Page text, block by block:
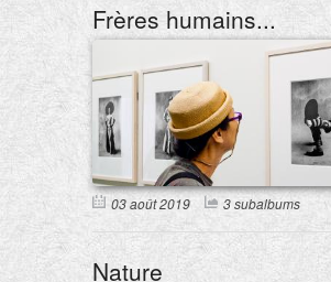
Frères humains...
03 août 2019 3 subalbums
Nature